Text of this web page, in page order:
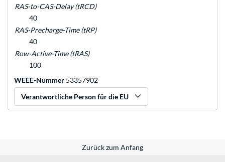
RAS-to-CAS-Delay (tRCD)
40
RAS-Precharge-Time (tRP)
40
Row-Active-Time (tRAS)
100
WEEE-Nummer 53357902
Verantwortliche Person für die EU
Zurück zum Anfang